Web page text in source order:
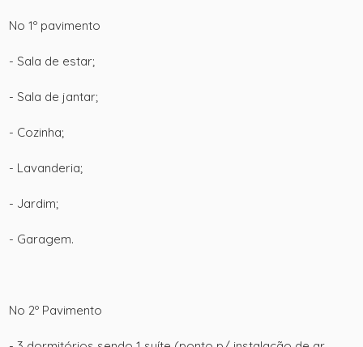
No 1º pavimento
- Sala de estar;
- Sala de jantar;
- Cozinha;
- Lavanderia;
- Jardim;
- Garagem.
No 2º Pavimento